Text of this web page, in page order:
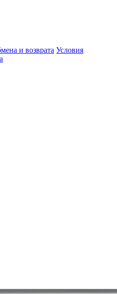
и возврата Условия